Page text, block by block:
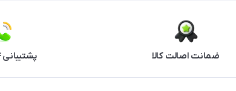
ضمانت اصالت کالا پشتیبانی ۲۴ ساعته